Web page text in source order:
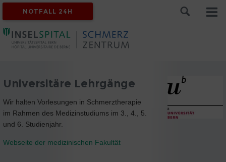
NOTFALL 24H
Universitäre Lehrgänge
Wir halten Vorlesungen in Schmerztherapie
im Rahmen des Medizinstudiums im 3., 4., 5.
und 6. Studienjahr.
Webseite der medizinischen Fakultät